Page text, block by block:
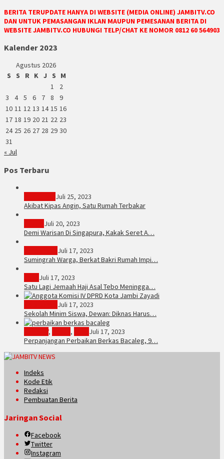
BERITA TERUPDATE HANYA DI WEBSITE (MEDIA ONLINE) JAMBITV.CO
DAN UNTUK PEMASANGAN IKLAN MAUPUN PEMESANAN BERITA DI
WEBSITE JAMBITV.CO HUBUNGI TELP/CHAT KE NOMOR 0812 60 564903
Kalender 2023
Agustus 2026
S
S R K J S
M
1
2
3
4 5 6 7 8
9
10 11 12 13 14 15 16
17 18 19 20 21 22 23
24 25 26 27 28 29 30
31
« Jul
Pos Terbaru
Juli 25, 2023
Akibat Kipas Angin, Satu Rumah Terbakar
Juli 20, 2023
Demi Warisan Di Singapura, Kakak Seret A…
Juli 17, 2023
Sumingrah Warga, Berkat Bakri Rumah Impi…
Juli 17, 2023
Satu Lagi Jemaah Haji Asal Tebo Meningga…
Juli 17, 2023
Sekolah Minim Siswa, Dewan: Diknas Harus…
, ,
Juli 17, 2023
Perpanjangan Perbaikan Berkas Bacaleg, 9…
Indeks
Kode Etik
Redaksi
Pembuatan Berita
Jaringan Social
Facebook
Twitter
Instagram